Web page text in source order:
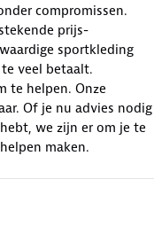
compromissen.
prijs-
sportkleding
veel betaalt.
te helpen. Onze
Of je nu advies nodig
we zijn er om je te
maken.